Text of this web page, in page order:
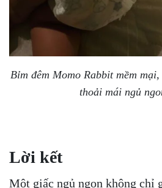
Bỉm đêm Momo Rabbit mềm
thoải mái ngủ
Lời kết
Một giấc ngủ ngon không chỉ